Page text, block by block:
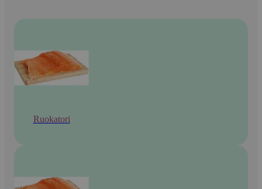
Ruokatori